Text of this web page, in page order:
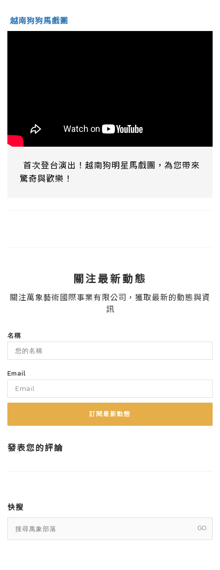
越南狗狗馬戲團
首次登台演出！越南狗明星馬戲團，為您帶來
驚奇與歡樂！
關注最新動態
關注萬象藝術國際事業有限公司，獲取最新的動態與資
訊
名稱
Email
訂閱最新動態
發表您的評論
快搜